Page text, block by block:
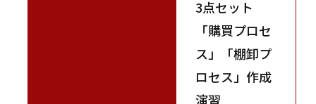
3点セット
「購買プロセ
ス」「棚卸プ
ロセス」作成
演習